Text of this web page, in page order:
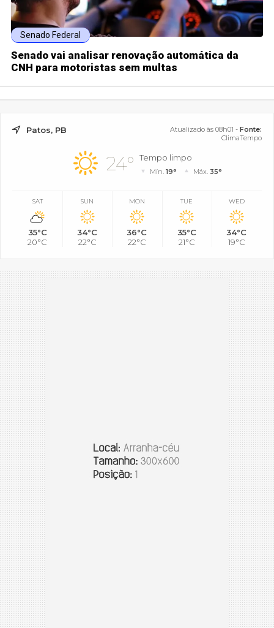
Senado Federal
Senado vai analisar renovação automática da
CNH para motoristas sem multas
Patos, PB Atualizado às 08h01 - Fonte:
ClimaTempo
24° Tempo limpo
Mín.19° Máx. 35°
SAT
35°C
20°C
SUN
34°C
22°C
MON
36°C
22°C
TUE
35°C
21°C
WED
34°C
19°C